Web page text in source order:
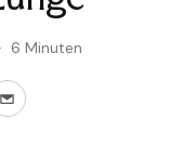
6 Minuten